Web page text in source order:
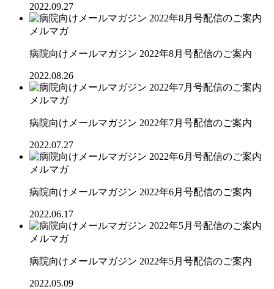
2022.09.27
メルマガ
病院向けメールマガジン 2022年8月号配信のご案内
2022.08.26
メルマガ
病院向けメールマガジン 2022年7月号配信のご案内
2022.07.27
メルマガ
病院向けメールマガジン 2022年6月号配信のご案内
2022.06.17
メルマガ
病院向けメールマガジン 2022年5月号配信のご案内
2022.05.09